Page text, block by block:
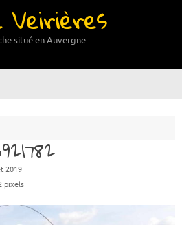
Veirières
situé en Auvergne
2019
pixels